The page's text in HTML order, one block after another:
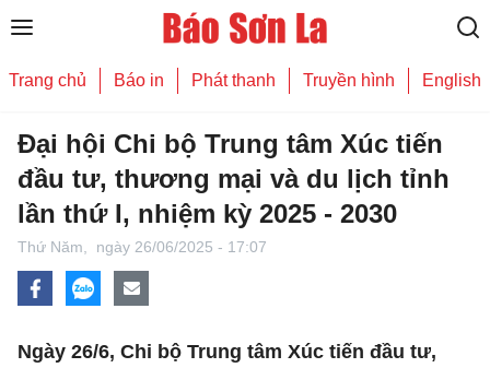
Trang chủ Báo in Phát thanh Truyền hình English
Đại hội Chi bộ Trung tâm Xúc tiến
đầu tư, thương mại và du lịch tỉnh
lần thứ I, nhiệm kỳ 2025 - 2030
Thứ Năm, ngày 26/06/2025 - 17:07
Ngày 26/6, Chi bộ Trung tâm Xúc tiến đầu tư,